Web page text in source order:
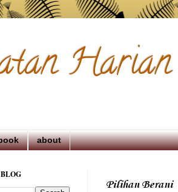
Harian
about
Pilihan Berani